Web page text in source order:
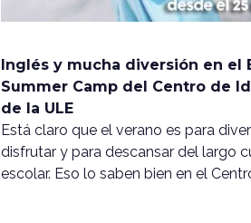
Inglés y mucha diversión en el
Summer Camp del Centro de
de la ULE
Está claro que el verano es para
disfrutar y para descansar del largo
escolar. Eso lo saben bien en el